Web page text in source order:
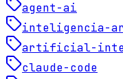
agent-ai
inteligencia-
artificial-
claude-code